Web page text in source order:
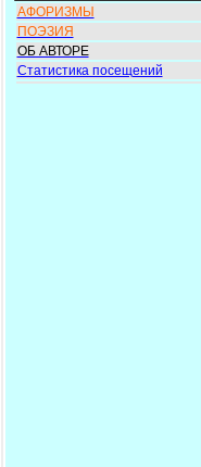
АФОРИЗМЫ
ПОЭЗИЯ
ОБ АВТОРЕ
Статистика посещений